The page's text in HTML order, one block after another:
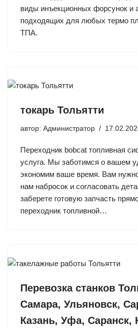
виды инъекционных форсунок и
подходящих для любых термо
ТПА.
токарь Тольятти
автор: Администратор
Переходник bobcat топливная
услуга. Мы заботимся о вашем
экономим ваше время. Вам
нам набросок и согласовать
заберете готовую запчасть
переходник топливной…
Перевозка станков
Самара, Ульяновск,
Казань, Уфа, Саранск,